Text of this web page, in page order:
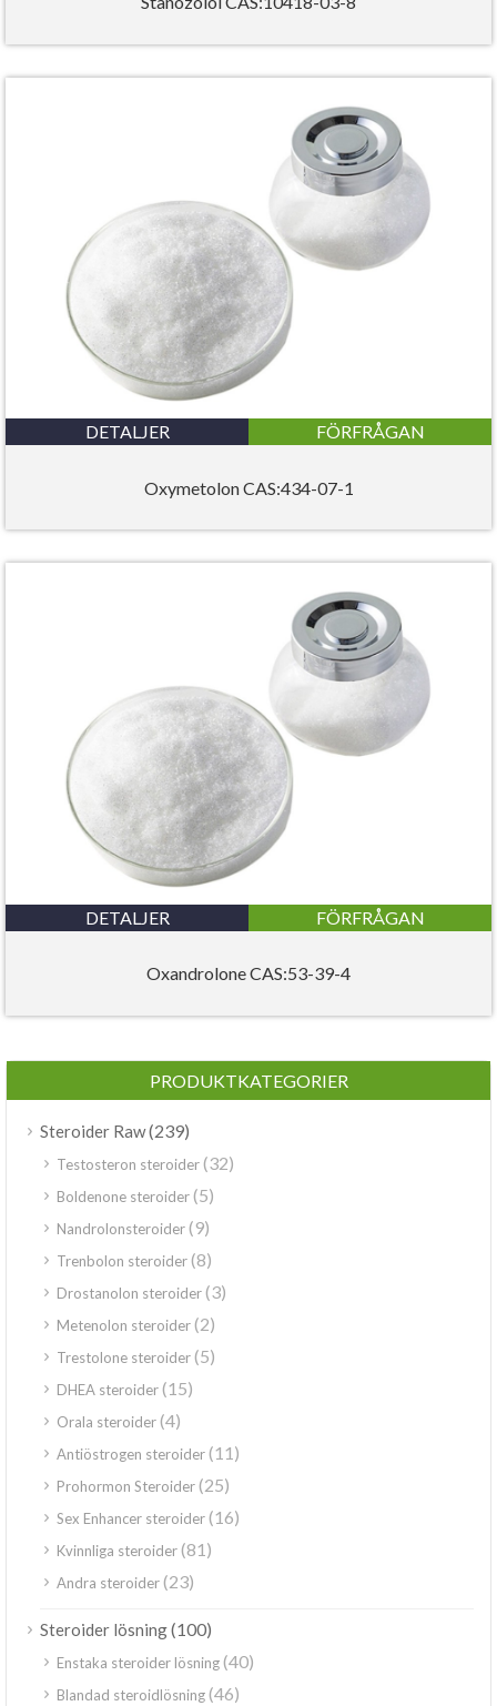
DETALJER FÖRFRÅGAN
Oxymetolon CAS:434-07-1
DETALJER FÖRFRÅGAN
Oxandrolone CAS:53-39-4
PRODUKTKATEGORIER
Steroider Raw(239)
Testosteron steroider(32)
Boldenone steroider(5)
Nandrolonsteroider(9)
Trenbolon steroider(8)
Drostanolon steroider(3)
Metenolon steroider(2)
Trestolone steroider(5)
DHEA steroider(15)
Orala steroider(4)
Antiöstrogen steroider(11)
Prohormon Steroider(25)
Sex Enhancer steroider(16)
Kvinnliga steroider(81)
Andra steroider(23)
Steroider lösning(100)
Enstaka steroider lösning(40)
Blandad steroidlösning(46)